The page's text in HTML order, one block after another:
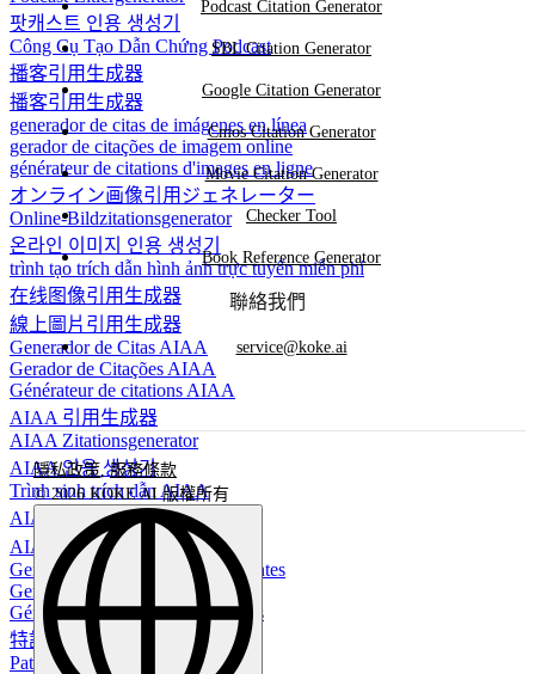
팟캐스트 인용 생성기
Công Cụ Tạo Dẫn Chứng Podcast
播客引用生成器
播客引用生成器
generador de citas de imágenes en línea
gerador de citações de imagem online
générateur de citations d'images en ligne
オンライン画像引用ジェネレーター
Online-Bildzitationsgenerator
온라인 이미지 인용 생성기
trình tạo trích dẫn hình ảnh trực tuyến miễn phí
在线图像引用生成器
線上圖片引用生成器
Generador de Citas AIAA
Gerador de Citações AIAA
Générateur de citations AIAA
AIAA 引用生成器
AIAA Zitationsgenerator
AIAA 인용 생성기
Trình sinh trích dẫn AIAA
AIAA 引用生成器
AIAA 引用生成器
Generador de Citaciones de Patentes
Gerador de Citações de Patentes
Générateur de citations de brevets
特許引用生成器
Patentzitierungsgenerator
Podcast Citation Generator
SBL Citation Generator
Google Citation Generator
Cmos Citation Generator
Movie Citation Generator
Checker Tool
Book Reference Generator
聯絡我們
service@koke.ai
隱私政策,服務條款
© 2026 KOKE AI 版權所有